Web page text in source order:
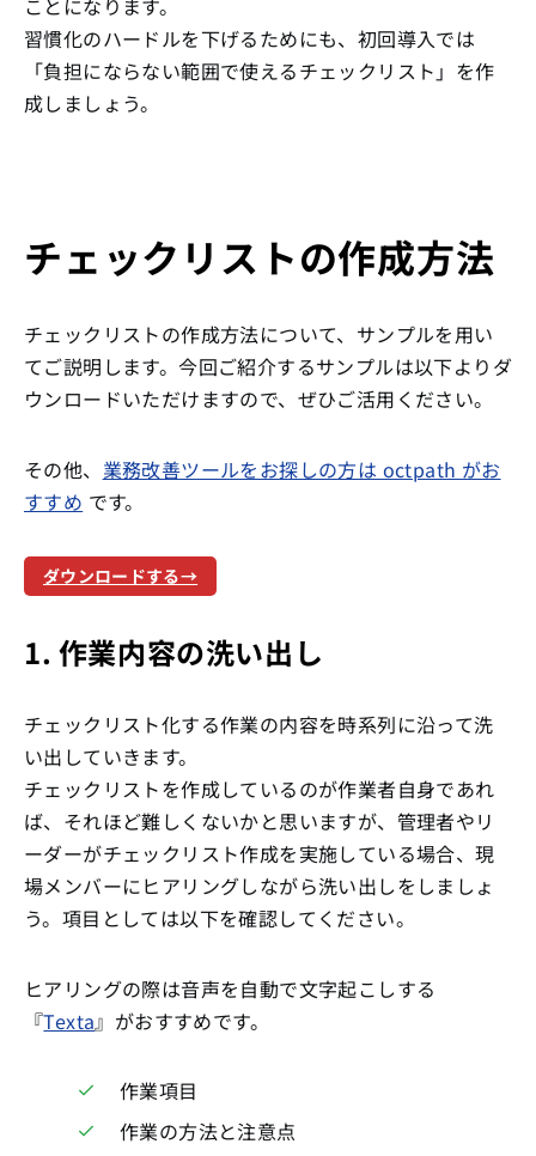
ことになります。
習慣化のハードルを下げるためにも、初回導入では
「負担にならない範囲で使えるチェックリスト」を作
成しましょう。
チェックリストの作成方法
チェックリストの作成方法について、サンプルを用い
てご説明します。今回ご紹介するサンプルは以下よりダ
ウンロードいただけますので、ぜひご活用ください。
その他、 業務改善ツールをお探しの方は octpath がお
すすめ です。
ダウンロードする→
1. 作業内容の洗い出し
チェックリスト化する作業の内容を時系列に沿って洗
い出していきます。
チェックリストを作成しているのが作業者自身であれ
ば、それほど難しくないかと思いますが、管理者やリ
ーダーがチェックリスト作成を実施している場合、現
場メンバーにヒアリングしながら洗い出しをしましょ
う。項目としては以下を確認してください。
ヒアリングの際は音声を自動で文字起こしする
『Texta』がおすすめです。
作業項目
作業の方法と注意点